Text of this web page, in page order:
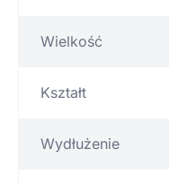
Wielkość
Kształt
Wydłużenie